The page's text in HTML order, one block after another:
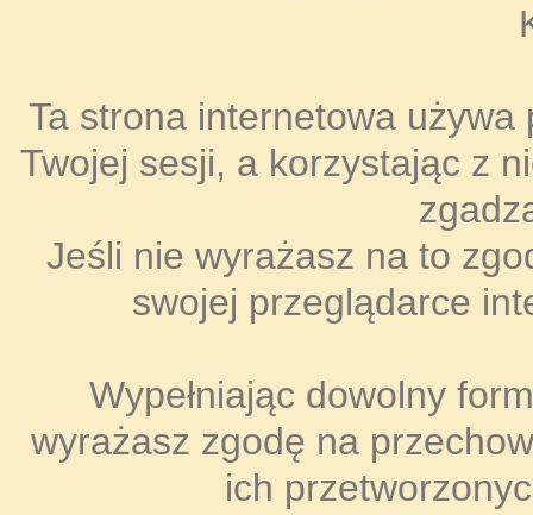
Ta strona internetowa
Twojej sesji, a korzystając z
Jeśli nie wyrażasz na to
swojej przeglądarce
Wypełniając dowolny
wyrażasz zgodę na
ich